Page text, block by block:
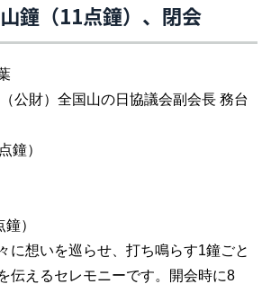
鐘（11点鐘）、閉会
公財）全国山の日協議会副会長 務台
鐘）
）
に想いを巡らせ、打ち鳴らす1鐘ごと
伝えるセレモニーです。開会時に8